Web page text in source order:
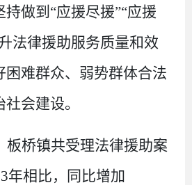
做到“应援尽援”“应援
法律援助服务质量和效
困难群众、弱势群体合法
会建设。
板桥镇共受理法律援助案
年相比，同比增加